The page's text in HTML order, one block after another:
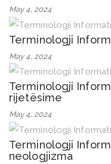
May 4, 2024
Terminologji
May 4, 2024
Terminologji
rijetësime
May 4, 2024
Terminologji
neologjizma